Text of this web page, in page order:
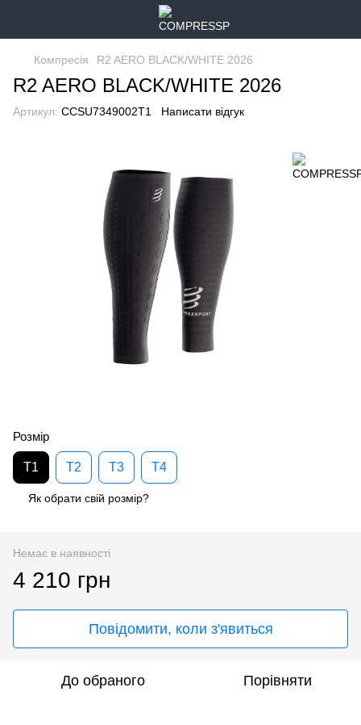
Компресія R2 AERO BLACK/WHITE 2026
R2 AERO BLACK/WHITE 2026
Артикул: CCSU7349002T1 Написати відгук
Розмір
T1 T2 T3 T4
Як обрати свій розмір?
Немає в наявності
4 210 грн
Повідомити, коли з'явиться
До обраного Порівняти